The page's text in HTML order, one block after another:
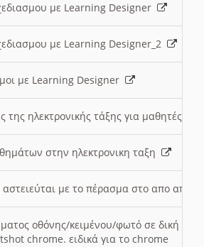
με Learning Designer
με Learning Designer_2
με Learning Designer
της ηλεκτρονικής τάξης για μαθητές
στην ηλεκτρονικη ταξη
αστειεύται με το πέρασμα στο απο
οθόνης/κειμένου/φωτό σε δική
chrome. ειδικά για το chrome